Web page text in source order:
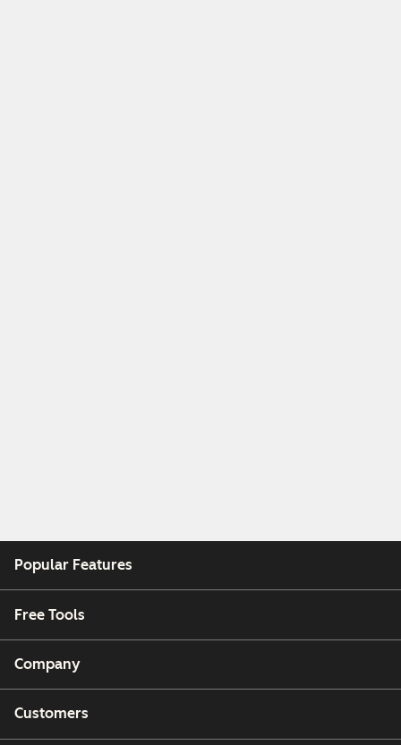
Popular Features
Free Tools
Company
Customers